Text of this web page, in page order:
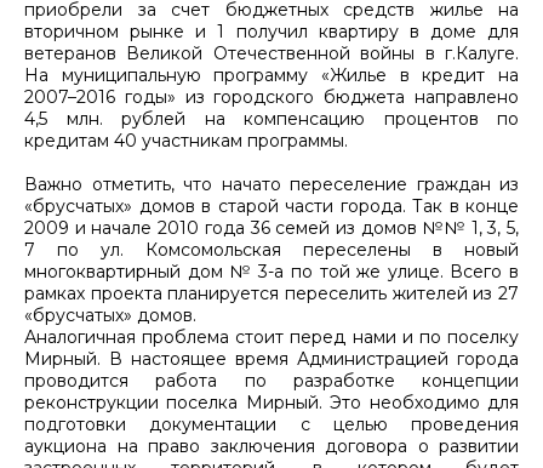
приобрели за счет бюджетных средств жилье на
вторичном рынке и 1 получил квартиру в доме для
ветеранов Великой Отечественной войны в г.Калуге.
На муниципальную программу «Жилье в кредит на
2007–2016 годы» из городского бюджета направлено
4,5 млн. рублей на компенсацию процентов по
кредитам 40 участникам программы.
Важно отметить, что начато переселение граждан из
«брусчатых» домов в старой части города. Так в конце
2009 и начале 2010 года 36 семей из домов №№ 1, 3, 5,
7 по ул. Комсомольская переселены в новый
многоквартирный дом № 3-а по той же улице. Всего в
рамках проекта планируется переселить жителей из 27
«брусчатых» домов.
Аналогичная проблема стоит перед нами и по поселку
Мирный. В настоящее время Администрацией города
проводится работа по разработке концепции
реконструкции поселка Мирный. Это необходимо для
подготовки документации с целью проведения
аукциона на право заключения договора о развитии